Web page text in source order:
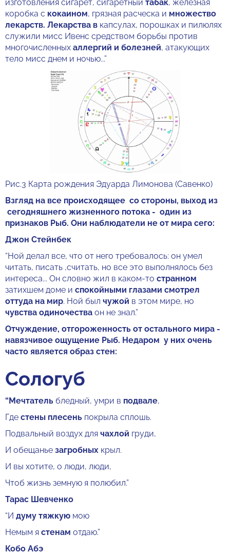
изготовления сигарет, сигаретный табак, железная
коробка с кокаином, грязная расческа и множество
лекарств. Лекарства в капсулах, порошках и пилюлях
служили мисс Ивенс средством борьбы против
многочисленных аллергий и болезней, атакующих
тело мисс днем и ночью...”
Рис.3 Карта рождения Эдуарда Лимонова (Савенко)
Взгляд на все происходящее со стороны, выход из
сегодняшнего жизненного потока - один из
признаков Рыб. Они наблюдатели не от мира сего:
Джон Стейнбек
“Ной делал все, что от него требовалось: он умел
читать, писать ,считать, но все это выполнялось без
интереса... Он словно жил в каком-то странном
затихшем доме и спокойными глазами смотрел
оттуда на мир. Ной был чужой в этом мире, но
чувства одиночества он не знал.”
Отчуждение, отгороженность от остального мира -
навязчивое ощущение Рыб. Недаром у них очень
часто является образ стен:
Сологуб
“Мечтатель бледный, умри в подвале,
Где стены плесень покрыла сплошь.
Подвальный воздух для чахлой груди,
И обещанье загробных крыл.
И вы хотите, о люди, люди,
Чтоб жизнь земную я полюбил.”
Тарас Шевченко
“И думу тяжкую мою
Немым я стенам отдаю.”
Кобо Абэ